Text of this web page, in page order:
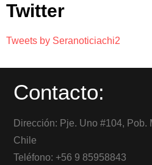
Twitter
Tweets by Seranoticiachi2
Contacto:
Dirección: Pje. Uno #104, Pob.
Chile
Teléfono: +56 9 85958843